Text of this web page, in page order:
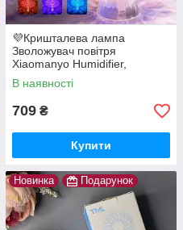
💜Кришталева лампа
Зволожувач повітря
Xiaomanyo Humidifier,
аромадифузор, LED
підсвітка, сенсорне
керування
В наявності
709 ₴
Купити
Новинка Подарунок